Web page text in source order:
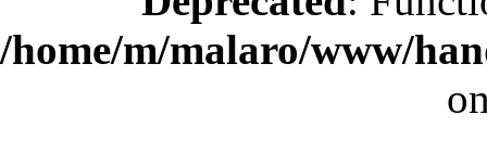
/home/m/malaro/www/